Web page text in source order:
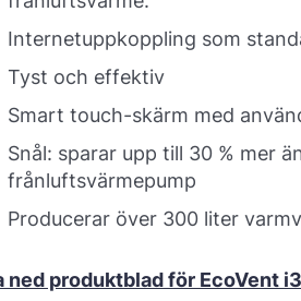
Internetuppkoppling som
Tyst och effektiv
Smart touch-skärm med
Snål: sparar upp till 30 % mer
frånluftsvärmepump
Producerar över 300 liter
ned produktblad för EcoVent